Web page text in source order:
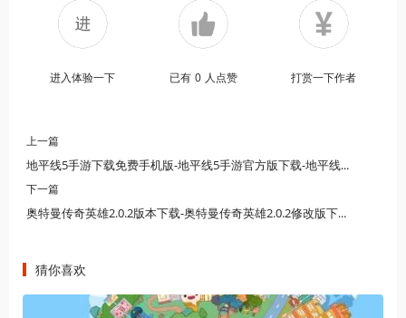
进入体验一下 已有 0 人点赞 打赏一下作者
上一篇
地平线5手游下载免费手机版-地平线5手游官方版下载-地平线5手游免费下载正版
下一篇
奥特曼传奇英雄2.0.2版本下载-奥特曼传奇英雄2.0.2修改版下载-奥特曼传奇英雄2.0.2内置菜单下载
猜你喜欢